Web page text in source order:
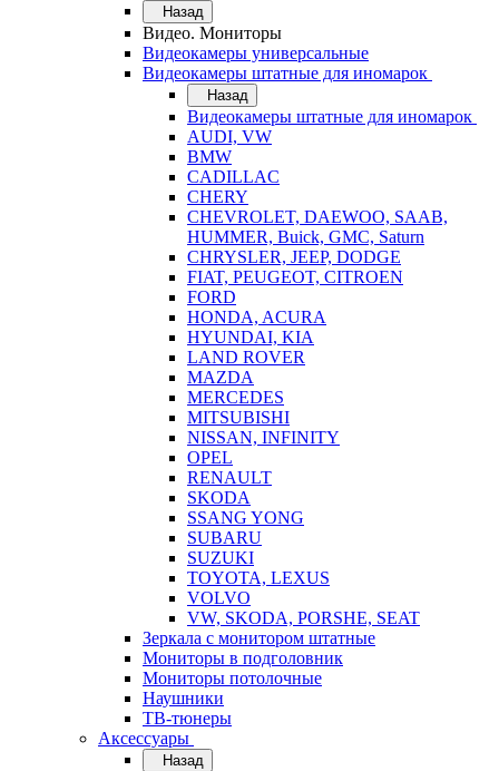
Назад
Видео. Мониторы
Видеокамеры универсальные
Видеокамеры штатные для иномарок
Назад
Видеокамеры штатные для иномарок
AUDI, VW
BMW
CADILLAC
CHERY
CHEVROLET, DAEWOO, SAAB,
HUMMER, Buick, GMC, Saturn
CHRYSLER, JEEP, DODGE
FIAT, PEUGEOT, CITROEN
FORD
HONDA, ACURA
HYUNDAI, KIA
LAND ROVER
MAZDA
MERCEDES
MITSUBISHI
NISSAN, INFINITY
OPEL
RENAULT
SKODA
SSANG YONG
SUBARU
SUZUKI
TOYOTA, LEXUS
VOLVO
VW, SKODA, PORSHE, SEAT
Зеркала с монитором штатные
Мониторы в подголовник
Мониторы потолочные
Наушники
ТВ-тюнеры
Аксессуары
Назад